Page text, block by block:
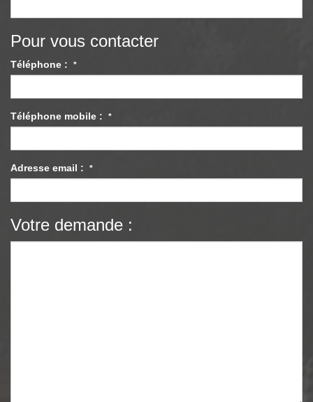
Pour vous contacter
Téléphone : *
Téléphone mobile : *
Adresse email : *
Votre demande :